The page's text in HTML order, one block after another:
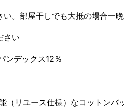
。部屋干しでも大抵の場合一晩
さい
デックス12％
（リユース仕様）なコットンバ